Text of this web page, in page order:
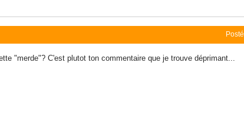
Posté
"merde"? C'est plutot ton commentaire que je trouve déprimant...